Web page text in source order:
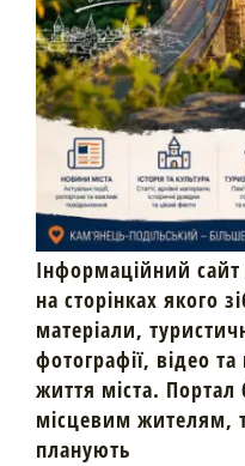
Інформаційний
на сторінках якого
матеріали,
фотографії, відео
життя міста.
місцевим жителям,
планують